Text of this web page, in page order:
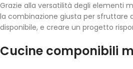
Grazie alla versatilità degli elementi
la combinazione giusta per sfruttare
disponibile, e creare un progetto
Cucine componibili